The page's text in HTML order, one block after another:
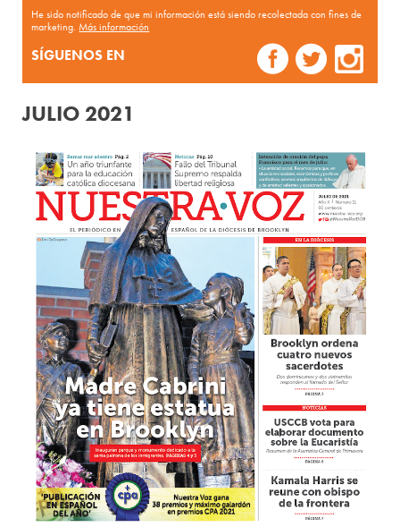
He sido notificado de que mi información está siendo recolectada con fines de
marketing.Más información
SÍGUENOS EN
JULIO 2021